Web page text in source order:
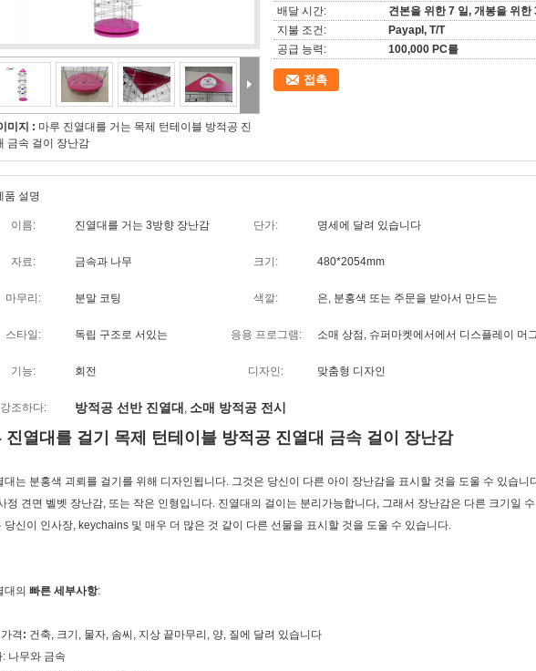
미지 : 마루 진열대를 거는 목제 턴테이블 방적공 진
금속 걸이 장난감
배달 시간:
견본을 위한 7 일, 개봉을 위한
지불 조건:
Payapl, T/T
공급 능력:
100,000 PC를
접촉
품 설명
이름: 진열대를 거는 3방향 장난감 단가: 명세에 달려 있습니다
자료: 금속과 나무 크기: 480*2054mm
마무리: 분말 코팅 색깔: 은, 분홍색 또는 주문을 받아서 만드는
스타일: 독립 구조로 서있는 응용 프로그램: 소매 상점, 슈퍼마켓에서에서 디스플레이 머
기능: 회전 디자인: 맞춤형 디자인
강조하다: 방적공 선반 진열대 , 소매 방적공 전시
진열대를 걸기 목제 턴테이블 방적공 진열대 금속 걸이 장난감
대는 분홍색 괴뢰를 걸기를 위해 디자인됩니다. 그것은 당신이 다른 아이 장난감을 표시할 것을 도울 수 있습니
정 견면 벨벳 장난감, 또는 작은 인형입니다. 진열대의 걸이는 분리가능합니다, 그래서 장난감은 다른 크기일
당신이 인사장, keychains 및 매우 더 많은 것 같이 다른 선물을 표시할 것을 도울 수 있습니다.
대의 빠른 세부사항:
격 : 건축, 크기, 물자, 솜씨, 지상 끝마무리, 양, 질에 달려 있습니다
나무와 금속